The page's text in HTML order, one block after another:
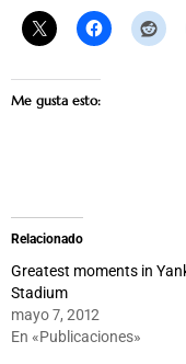
Me gusta esto:
Relacionado
Greatest moments in
Stadium
mayo 7, 2012
En «Publicaciones»